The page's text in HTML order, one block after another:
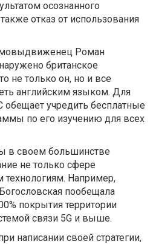
осознанного
отказ от использования
Роман
британское
не только он, но и все
английским языком. Для
учредить бесплатные
по его изучению для всех
в своем большинстве
не только сфере
технологиям. Например,
пообещала
покрытия территории
связи 5G и выше.
написании своей стратегии,